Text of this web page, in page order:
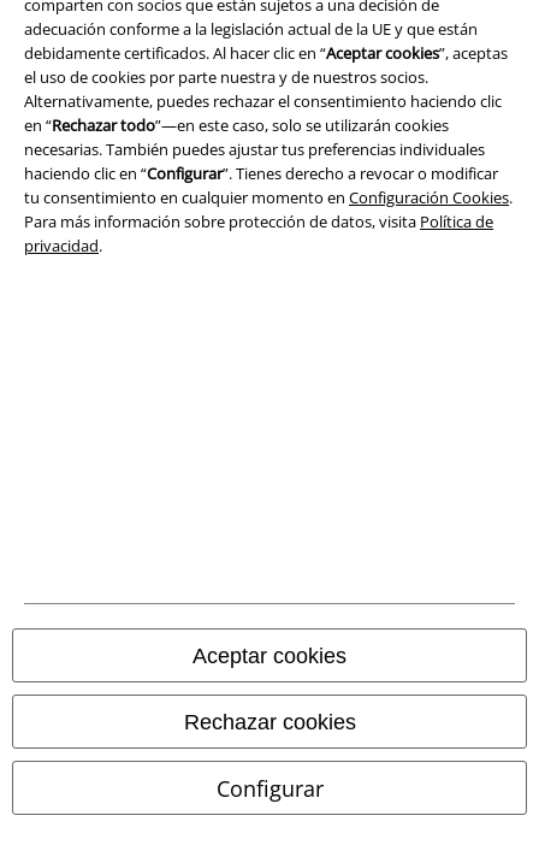
comparten con socios que están sujetos a una decisión de
adecuación conforme a la legislación actual de la UE y que están
debidamente certificados. Al hacer clic en “Aceptar cookies”, aceptas
el uso de cookies por parte nuestra y de nuestros socios.
Alternativamente, puedes rechazar el consentimiento haciendo clic
en “Rechazar todo”—en este caso, solo se utilizarán cookies
necesarias. También puedes ajustar tus preferencias individuales
haciendo clic en “Configurar”. Tienes derecho a revocar o modificar
tu consentimiento en cualquier momento en Configuración Cookies.
Para más información sobre protección de datos, visita Política de
privacidad.
Aceptar cookies
Rechazar cookies
Configurar
Comunidad
Contrareembolso
Envío
CORREOS RECOGIDA
EN OFICINA
A DOMICILIO